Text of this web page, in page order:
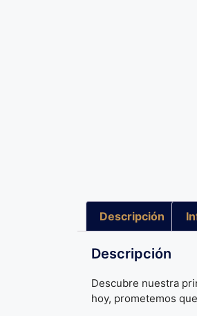
Descripción
Descripción
Descubre nuestra
hoy, prometemos